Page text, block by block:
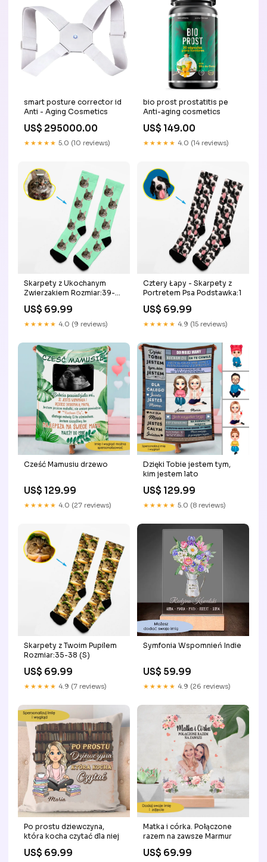
smart posture corrector id
Anti - Aging Cosmetics
US$ 295000.00
★★★★★ 5.0 (10 reviews)
bio prost prostatitis pe
Anti-aging cosmetics
US$ 149.00
★★★★★ 4.0 (14 reviews)
Skarpety z Ukochanym
Zwierzakiem Rozmiar:39-42
US$ 69.99
★★★★★ 4.0 (9 reviews)
Cztery Łapy - Skarpety z
Portretem Psa Podstawka:1
US$ 69.99
★★★★★ 4.9 (15 reviews)
Cześć Mamusiu drzewo
US$ 129.99
★★★★★ 4.0 (27 reviews)
Dzięki Tobie jestem tym,
kim jestem lato
US$ 129.99
★★★★★ 5.0 (8 reviews)
Skarpety z Twoim Pupilem
Rozmiar:35-38 (S)
US$ 69.99
★★★★★ 4.9 (7 reviews)
Symfonia Wspomnień Indie
US$ 59.99
★★★★★ 4.9 (26 reviews)
Po prostu dziewczyna,
która kocha czytać dla niej
US$ 69.99
Matka i córka. Połączone
razem na zawsze Marmur
US$ 69.99